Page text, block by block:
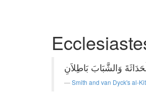
Smith and van Dyck's al-